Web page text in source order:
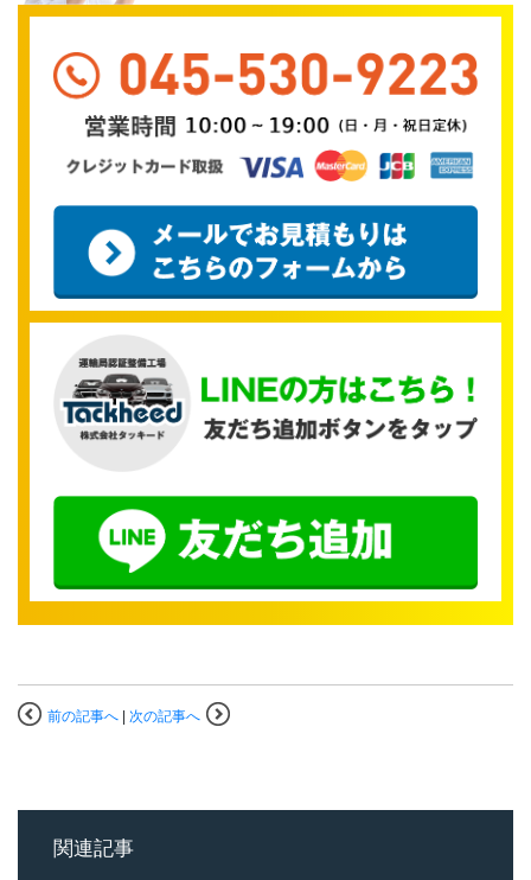
前の記事へ 次の記事へ
関連記事